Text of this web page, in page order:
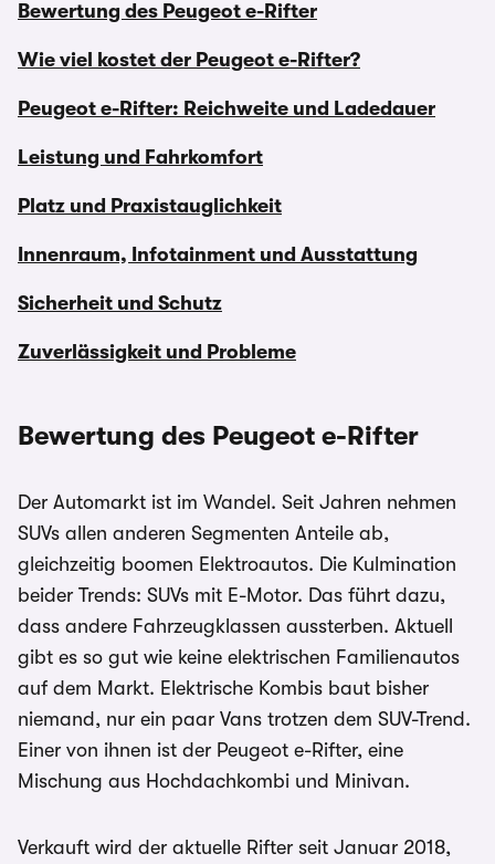
Bewertung des Peugeot e-Rifter
Wie viel kostet der Peugeot e-Rifter?
Peugeot e-Rifter: Reichweite und Ladedauer
Leistung und Fahrkomfort
Platz und Praxistauglichkeit
Innenraum, Infotainment und Ausstattung
Sicherheit und Schutz
Zuverlässigkeit und Probleme
Bewertung des Peugeot e-Rifter
Der Automarkt ist im Wandel. Seit Jahren nehmen
SUVs allen anderen Segmenten Anteile ab,
gleichzeitig boomen Elektroautos. Die Kulmination
beider Trends: SUVs mit E-Motor. Das führt dazu,
dass andere Fahrzeugklassen aussterben. Aktuell
gibt es so gut wie keine elektrischen Familienautos
auf dem Markt. Elektrische Kombis baut bisher
niemand, nur ein paar Vans trotzen dem SUV-Trend.
Einer von ihnen ist der Peugeot e-Rifter, eine
Mischung aus Hochdachkombi und Minivan.
Verkauft wird der aktuelle Rifter seit Januar 2018,